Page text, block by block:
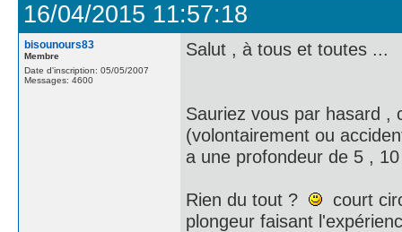
16/04/2015 11:57:18
bisounours83
Membre
Date d'inscription: 05/05/2007
Messages: 4600
Salut , à tous et toutes ...
Sauriez vous par hasard
(volontairement ou
a une profondeur de 5 ,
Rien du tout ?
court
plongeur faisant